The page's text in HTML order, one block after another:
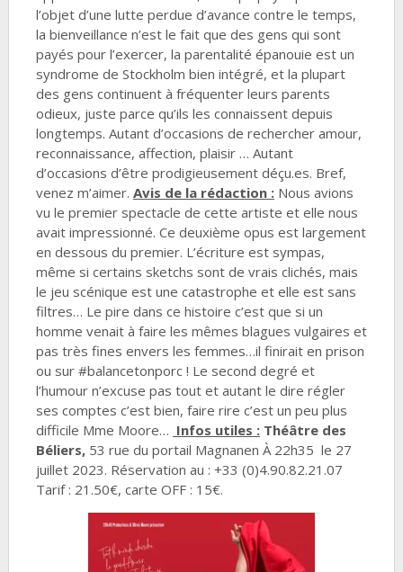
l’objet d’une lutte perdue d’avance contre le temps,
la bienveillance n’est le fait que des gens qui sont
payés pour l’exercer, la parentalité épanouie est un
syndrome de Stockholm bien intégré, et la plupart
des gens continuent à fréquenter leurs parents
odieux, juste parce qu’ils les connaissent depuis
longtemps. Autant d’occasions de rechercher amour,
reconnaissance, affection, plaisir … Autant
d’occasions d’être prodigieusement déçu.es. Bref,
venez m’aimer. Avis de la rédaction : Nous avions
vu le premier spectacle de cette artiste et elle nous
avait impressionné. Ce deuxième opus est largement
en dessous du premier. L’écriture est sympas,
même si certains sketchs sont de vrais clichés, mais
le jeu scénique est une catastrophe et elle est sans
filtres… Le pire dans ce histoire c’est que si un
homme venait à faire les mêmes blagues vulgaires et
pas très fines envers les femmes…il finirait en prison
ou sur #balancetonporc ! Le second degré et
l’humour n’excuse pas tout et autant le dire régler
ses comptes c’est bien, faire rire c’est un peu plus
difficile Mme Moore… Infos utiles : Théâtre des
Béliers,53 rue du portail Magnanen À 22h35 le 27
juillet 2023. Réservation au : +33 (0)4.90.82.21.07
Tarif : 21.50€, carte OFF : 15€.